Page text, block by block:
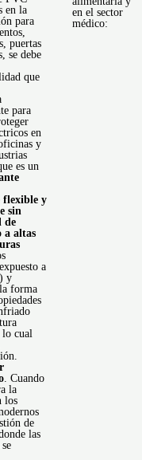
en la
para
puertas
se debe
que
para
en
y
es un
flexible y
sin
de
a altas
a
y
forma
lo cual
. Cuando
la
los
de
las
en el sector
médico: